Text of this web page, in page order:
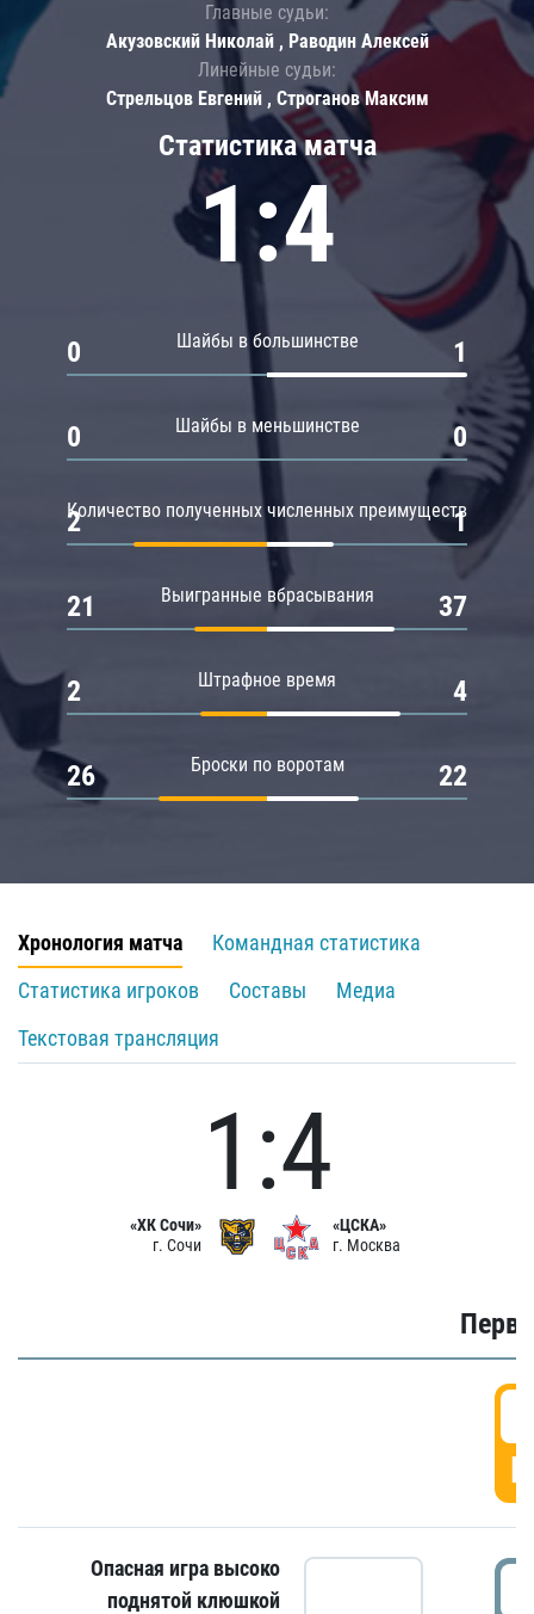
Статистика матча
1:4
Шайбы в большинстве
0 1
Шайбы в меньшинстве
0 0
Количество полученных численных преимуществ
2 1
Выигранные вбрасывания
21 37
Штрафное время
2 4
Броски по воротам
26 22
Главные судьи:
Акузовский Николай , Раводин Алексей
Линейные судьи:
Стрельцов Евгений , Строганов Максим
Хронология матча
Командная статистика
Статистика игроков
Составы
Медиа
Текстовая трансляция
«ХК Сочи»
г. Сочи
1:4
«ЦСКА»
г. Москва
Опасная игра высоко
поднятой клюшкой